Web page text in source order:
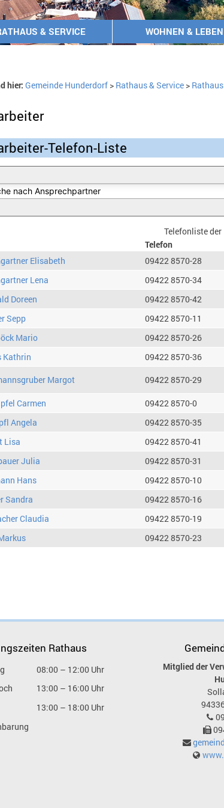
& SERVICE WOHNEN & LEBEN
hier: Gemeinde Hunderdorf> Rathaus & Service> Rathaus
Telefon-Liste
Telefonliste
Telefon
Elisabeth
09422 8570-28
Lena
09422 8570-34
Doreen
09422 8570-42
Sepp
09422 8570-11
Mario
09422 8570-26
Kathrin
09422 8570-36
Margot
09422 8570-29
Carmen
09422 8570-0
Angela
09422 8570-35
Lisa
09422 8570-41
Julia
09422 8570-31
Hans
09422 8570-10
Sandra
09422 8570-16
Claudia
09422 8570-19
09422 8570-23
Rathaus
08:00 – 12:00 Uhr
13:00 – 16:00 Uhr
13:00 – 18:00 Uhr
Mitglied der